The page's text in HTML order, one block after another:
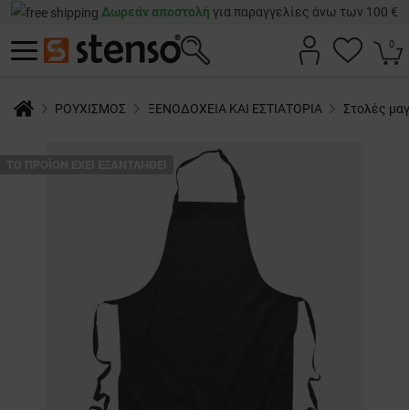
Δωρεάν αποστολή για παραγγελίες άνω των 100 €
0
ΡΟΥΧΙΣΜΟΣ ΞΕΝΟΔΟΧΕΙΑ ΚΑΙ ΕΣΤΙΑΤΟΡΙΑ Στολές